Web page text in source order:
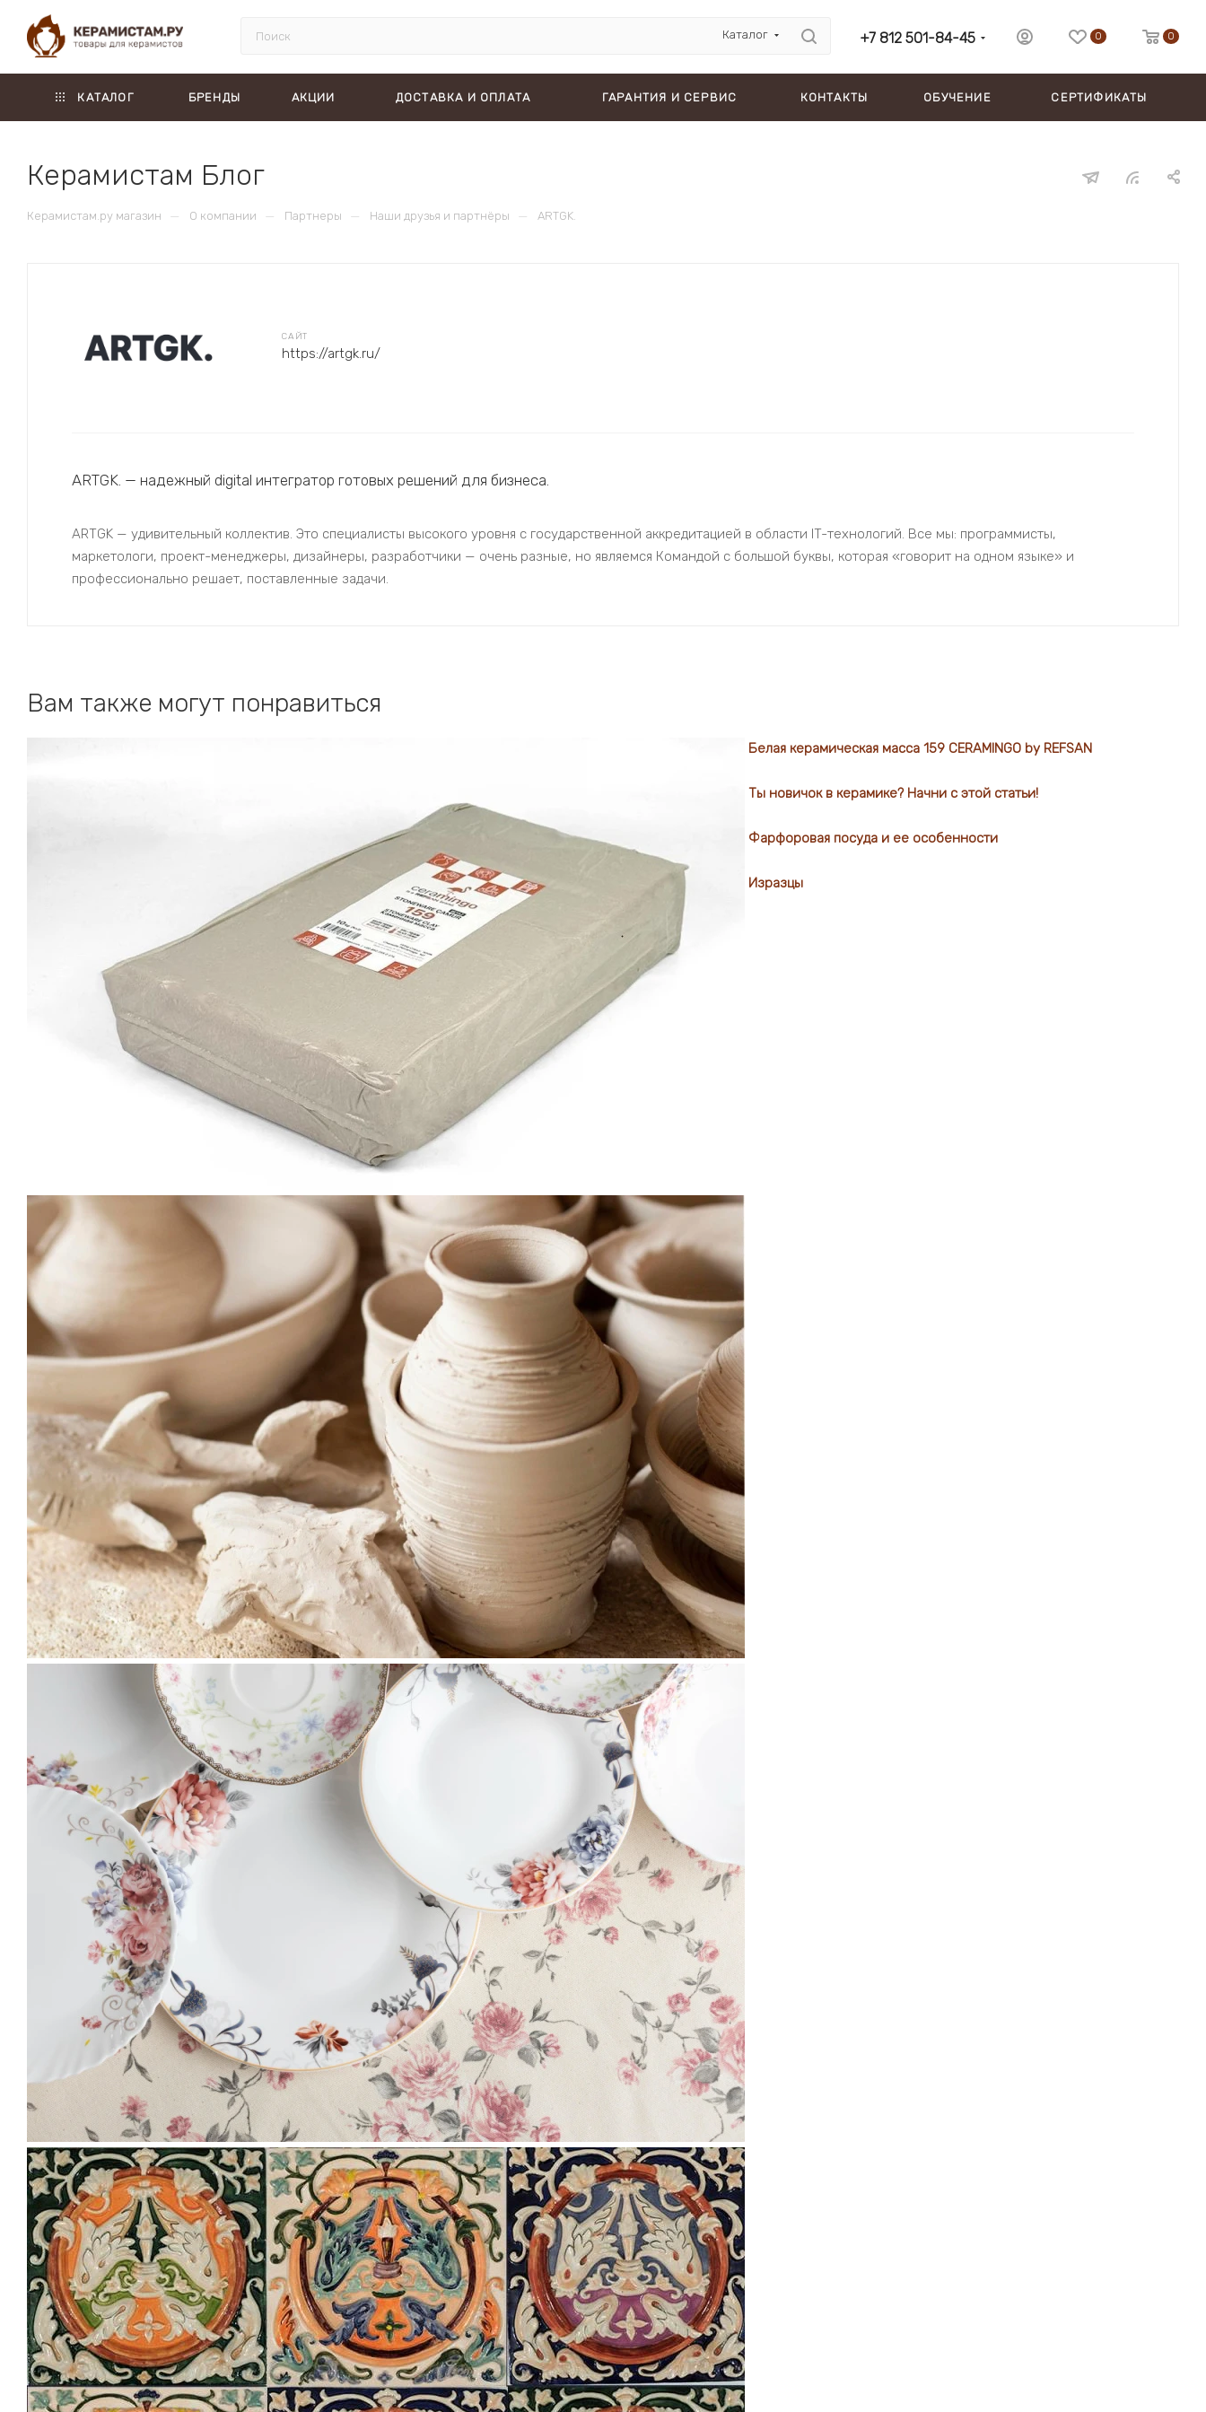
Каталог +7 812 501-84-45 0 0
КАТАЛОГ БРЕНДЫ АКЦИИ ДОСТАВКА И ОПЛАТА ГАРАНТИЯ И СЕРВИС КОНТАКТЫ ОБУЧЕНИЕ СЕРТИФИКАТЫ
Керамистам Блог
Керамистам.ру магазин — О компании — Партнеры — Наши друзья и партнёры — ARTGK.
САЙТ
https://artgk.ru/
ARTGK. — надежный digital интегратор готовых решений для бизнеса.
ARTGK — удивительный коллектив. Это специалисты высокого уровня с государственной аккредитацией в области IT-технологий. Все мы: программисты,
маркетологи, проект-менеджеры, дизайнеры, разработчики — очень разные, но являемся Командой с большой буквы, которая «говорит на одном языке» и
профессионально решает, поставленные задачи.
Вам также могут понравиться
Белая керамическая масса 159 CERAMINGO by REFSAN
Ты новичок в керамике? Начни с этой статьи!
Фарфоровая посуда и ее особенности
Изразцы